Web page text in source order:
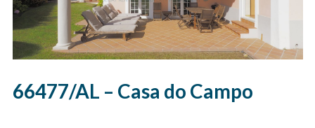
66477/AL – Casa do Campo